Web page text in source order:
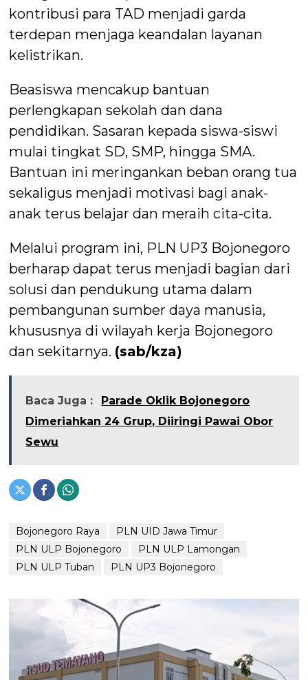
kontribusi para TAD menjadi garda
terdepan menjaga keandalan layanan
kelistrikan.
Beasiswa mencakup bantuan
perlengkapan sekolah dan dana
pendidikan. Sasaran kepada siswa-siswi
mulai tingkat SD, SMP, hingga SMA.
Bantuan ini meringankan beban orang tua
sekaligus menjadi motivasi bagi anak-
anak terus belajar dan meraih cita-cita.
Melalui program ini, PLN UP3 Bojonegoro
berharap dapat terus menjadi bagian dari
solusi dan pendukung utama dalam
pembangunan sumber daya manusia,
khususnya di wilayah kerja Bojonegoro
dan sekitarnya. (sab/kza)
Baca Juga :
Parade Oklik Bojonegoro
Dimeriahkan 24 Grup, Diiringi Pawai Obor
Sewu
Bojonegoro Raya
PLN UID Jawa Timur
PLN ULP Bojonegoro
PLN ULP Lamongan
PLN ULP Tuban
PLN UP3 Bojonegoro